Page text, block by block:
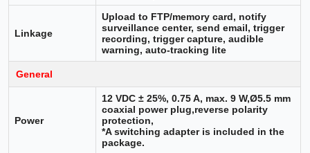
Linkage
Upload to FTP/memory card, notify
surveillance center, send email, trigger
recording, trigger capture, audible
warning, auto-tracking lite
General
Power
12 VDC ± 25%, 0.75 A, max. 9 W,Ø5.5 mm
coaxial power plug,reverse polarity
protection,
*A switching adapter is included in the
package.